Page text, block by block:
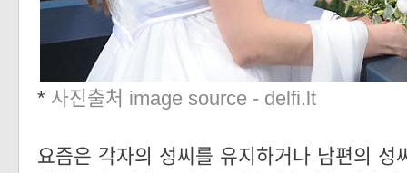
* 사진출처 image source - delfi.lt
요즘은 각자의 성씨를 유지하거나 남편의 성